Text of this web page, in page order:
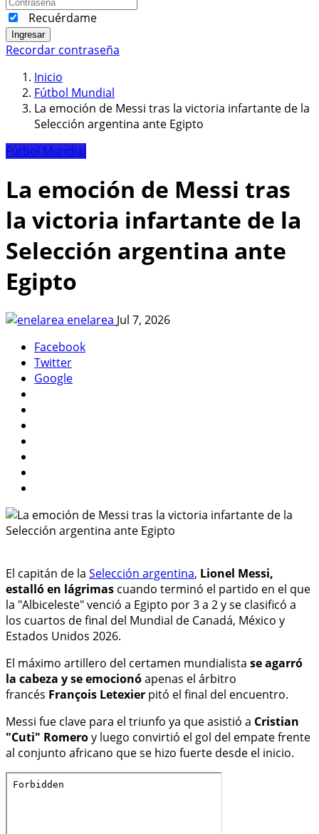
Recuérdame
Ingresar
Recordar contraseña
Inicio
Fútbol Mundial
La emoción de Messi tras la victoria infartante de la
Selección argentina ante Egipto
Fútbol Mundial
La emoción de Messi tras
la victoria infartante de la
Selección argentina ante
Egipto
enelarea Jul 7, 2026
Facebook
Twitter
Google
El capitán de la Selección argentina, Lionel Messi,
estalló en lágrimas cuando terminó el partido en el que
la "Albiceleste" venció a Egipto por 3 a 2 y se clasificó a
los cuartos de final del Mundial de Canadá, México y
Estados Unidos 2026.
El máximo artillero del certamen mundialista se agarró
la cabeza y se emocionóapenas el árbitro
francés François Letexier pitó el final del encuentro.
Messi fue clave para el triunfo ya que asistió a Cristian
"Cuti" Romeroy luego convirtió el gol del empate frente
al conjunto africano que se hizo fuerte desde el inicio.